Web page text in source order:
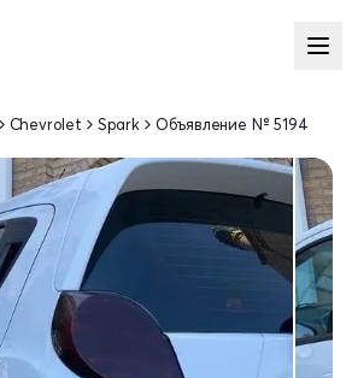
Chevrolet Spark Объявление № 5194